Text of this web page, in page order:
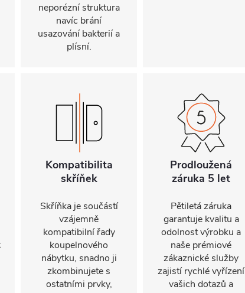
neporézní struktura
navíc brání
usazování bakterií a
plísní.
Kompatibilita
skříňek
Skříňka je součástí
vzájemně
kompatibilní řady
koupelnového
nábytku, snadno ji
zkombinujete s
ostatními prvky,
Prodloužená
záruka 5 let
Pětiletá záruka
garantuje kvalitu a
odolnost výrobku a
naše prémiové
zákaznické služby
zajistí rychlé vyřízení
vašich dotazů a